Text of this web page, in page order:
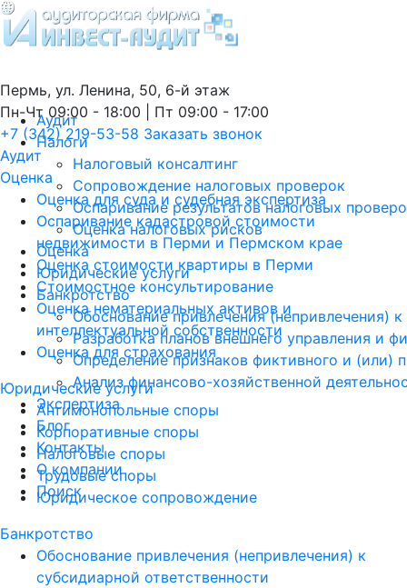
Пермь, ул. Ленина, 50, 6-й этаж
Пн-Чт 09:00 - 18:00 | Пт 09:00 - 17:00
+7 (342) 219-53-58 Заказать звонок
Аудит
Оценка
Оценка для суда и судебная экспертиза
Оспаривание кадастровой стоимости
недвижимости в Перми и Пермском крае
Оценка стоимости квартиры в Перми
Стоимостное консультирование
Оценка нематериальных активов и
интеллектуальной собственности
Оценка для страхования
Юридические услуги
Антимонопольные споры
Корпоративные споры
Налоговые споры
Трудовые споры
Юридическое сопровождение
Банкротство
Обоснование привлечения (непривлечения) к
субсидиарной ответственности
Аудит
Налоги
Налоговый консалтинг
Сопровождение налоговых проверок
Оспаривание результатов налоговых
Оценка налоговых рисков
Оценка
Юридические услуги
Банкротство
Обоснование привлечения (непривлечения)
Разработка планов внешнего управления и
Определение признаков фиктивного и (или)
Анализ финансово-хозяйственной
Экспертиза
Блог
Контакты
О компании
Поиск